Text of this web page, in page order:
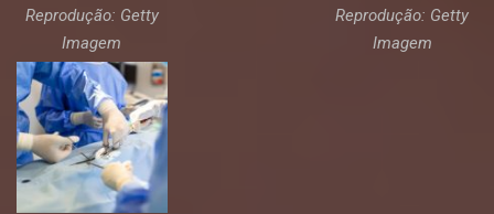
Reprodução: Getty
Imagem
Reprodução: Getty
Imagem